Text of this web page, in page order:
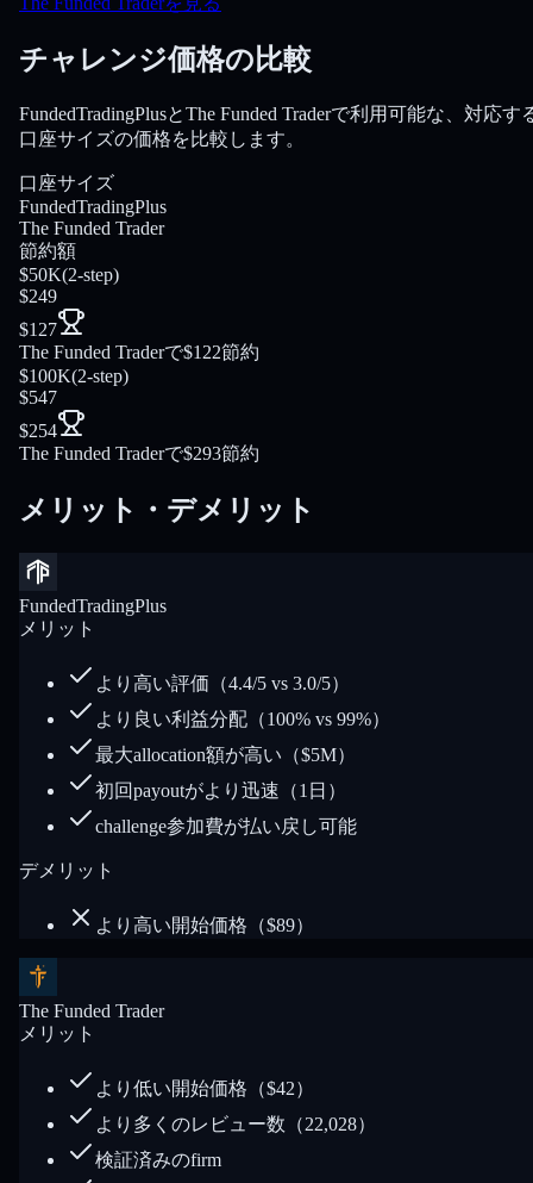
チャレンジ価格の比較
FundedTradingPlusとThe Funded Traderで利用可能な、対応す
口座サイズの価格を比較します。
口座サイズ
FundedTradingPlus
The Funded Trader
節約額
$50K(2-step)
$249
$127
The Funded Traderで$122節約
$100K(2-step)
$547
$254
The Funded Traderで$293節約
メリット・デメリット
FundedTradingPlus
メリット
より高い評価（4.4/5 vs 3.0/5）
より良い利益分配（100% vs 99%）
最大allocation額が高い（$5M）
初回payoutがより迅速（1日）
challenge参加費が払い戻し可能
デメリット
より高い開始価格（$89）
The Funded Trader
メリット
より低い開始価格（$42）
より多くのレビュー数（22,028）
検証済みのfirm